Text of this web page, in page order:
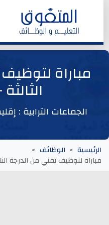
وظائف عمومية
مباراة
الجماعات الترابية :
الرئيسية الوظائف
مباراة لتوظيف تقني من الدرجة